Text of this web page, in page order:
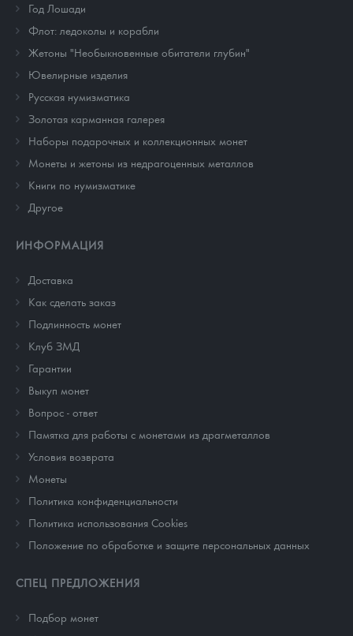
Год Лошади
Флот: ледоколы и корабли
Жетоны "Необыкновенные обитатели глубин"
Ювелирные изделия
Русская нумизматика
Золотая карманная галерея
Наборы подарочных и коллекционных монет
Монеты и жетоны из недрагоценных металлов
Книги по нумизматике
Другое
ИНФОРМАЦИЯ
Доставка
Как сделать заказ
Подлинность монет
Клуб ЗМД
Гарантии
Выкуп монет
Вопрос - ответ
Памятка для работы с монетами из драгметаллов
Условия возврата
Монеты
Политика конфиденциальности
Политика использования Cookies
Положение по обработке и защите персональных данных
СПЕЦ ПРЕДЛОЖЕНИЯ
Подбор монет